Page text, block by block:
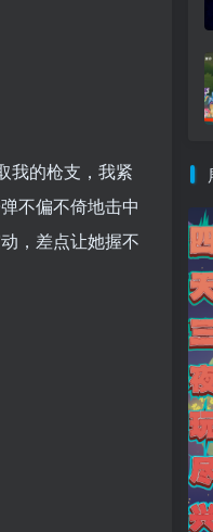
我的枪支，我紧
不偏不倚地击中
，差点让她握不